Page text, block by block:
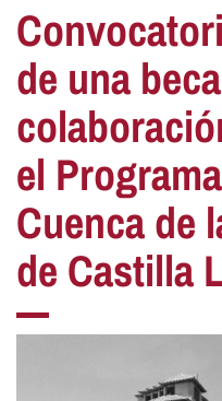
de una
el
Cuenca de
de Castilla